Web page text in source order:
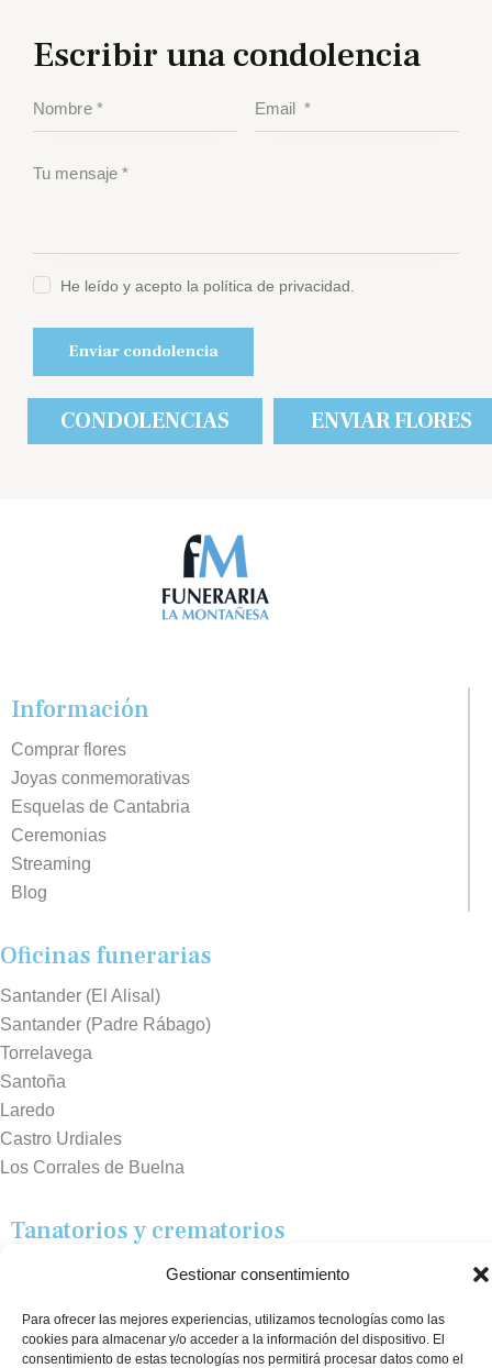
Gestionar consentimiento
Para ofrecer las mejores experiencias, utilizamos tecnologías como las
cookies para almacenar y/o acceder a la información del dispositivo. El
consentimiento de estas tecnologías nos permitirá procesar datos como el
Escribir una condolencia
He leído y acepto la política de privacidad.
CONDOLENCIAS ENVIAR FLORES
Información
Comprar flores
Joyas conmemorativas
Esquelas de Cantabria
Ceremonias
Streaming
Blog
Oficinas funerarias
Santander (El Alisal)
Santander (Padre Rábago)
Torrelavega
Santoña
Laredo
Castro Urdiales
Los Corrales de Buelna
Tanatorios y crematorios
Real Valle de Cayón
Laredo